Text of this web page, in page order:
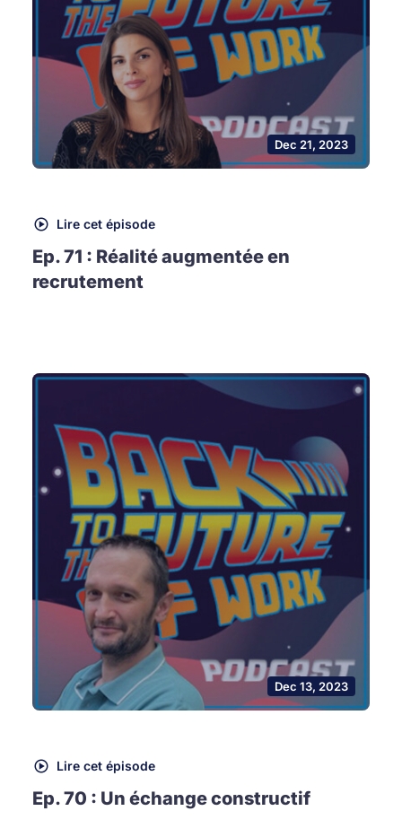
Dec 21, 2023
Lire cet épisode
Ep. 71 : Réalité augmentée en
recrutement
Dec 13, 2023
Lire cet épisode
Ep. 70 : Un échange constructif